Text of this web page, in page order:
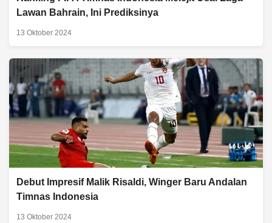
Lawan Bahrain, Ini Prediksinya
13 Oktober 2024
Debut Impresif Malik Risaldi, Winger Baru Andalan
Timnas Indonesia
13 Oktober 2024